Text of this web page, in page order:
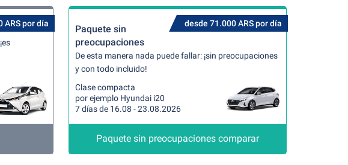
ARS por día desde 71.000 ARS por día
Paquete sin
preocupaciones
De esta manera nada puede fallar: ¡sin preocupaciones
y con todo incluido!
Clase compacta
por ejemplo Hyundai i20
7 días de 16.08 - 23.08.2026
Paquete sin preocupaciones comparar